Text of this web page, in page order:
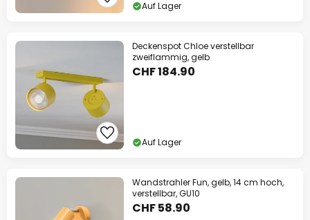
Auf Lager
Deckenspot Chloe verstellbar
zweiflammig, gelb
CHF 184.90
Auf Lager
Wandstrahler Fun, gelb, 14 cm hoch,
verstellbar, GU10
CHF 58.90